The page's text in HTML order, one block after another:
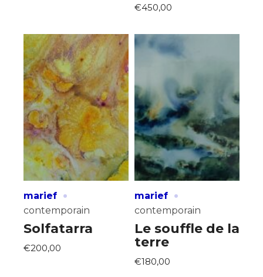
€450,00
marief ·
contemporain
Solfatarra
€200,00
marief ·
contemporain
Le souffle de la
terre
€180,00